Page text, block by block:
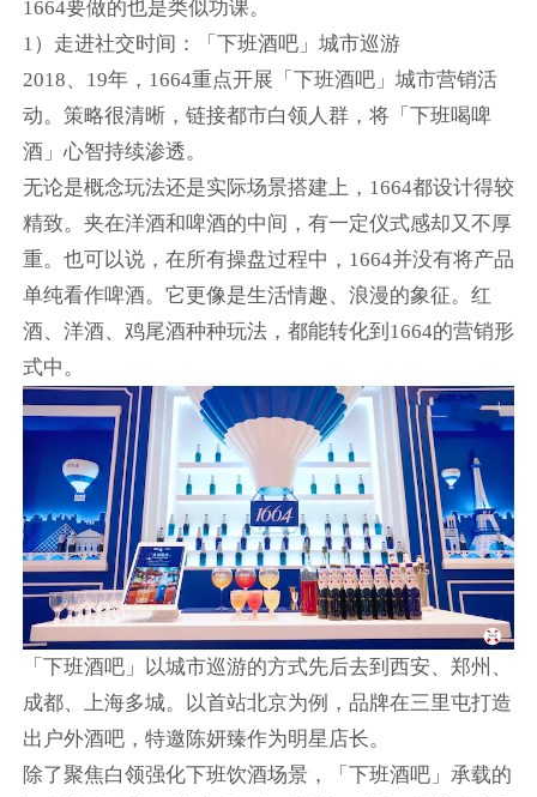
1664要做的也是类似功课。
1）走进社交时间：「下班酒吧」城市巡游
2018、19年，1664重点开展「下班酒吧」城市营销活
动。策略很清晰，链接都市白领人群，将「下班喝啤
酒」心智持续渗透。
无论是概念玩法还是实际场景搭建上，1664都设计得较
精致。夹在洋酒和啤酒的中间，有一定仪式感却又不厚
重。也可以说，在所有操盘过程中，1664并没有将产品
单纯看作啤酒。它更像是生活情趣、浪漫的象征。红
酒、洋酒、鸡尾酒种种玩法，都能转化到1664的营销形
式中。
「下班酒吧」以城市巡游的方式先后去到西安、郑州、
成都、上海多城。以首站北京为例，品牌在三里屯打造
出户外酒吧，特邀陈妍臻作为明星店长。
除了聚焦白领强化下班饮酒场景，「下班酒吧」承载的